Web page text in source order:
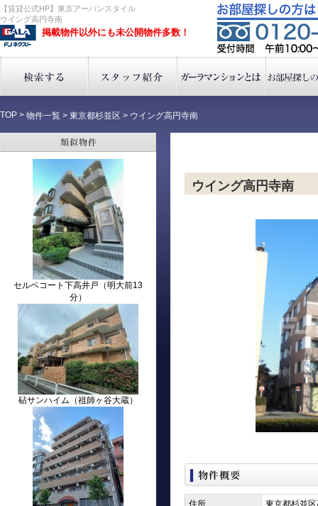
【賃貸公式HP】東京アーバンスタイル
ウイング高円寺南
掲載物件以外にも未公開物件多数！
TOP > 物件一覧 > 東京都杉並区 > ウイング高円寺南
セルベコート下高井戸（明大前13
分）
砧サンハイム（祖師ヶ谷大蔵）
ウイング高円寺南
住所
東京都杉並